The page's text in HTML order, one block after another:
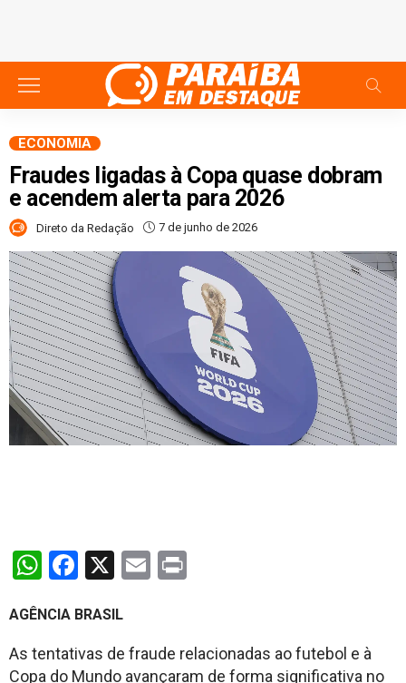
ECONOMIA
Fraudes ligadas à Copa quase dobram
e acendem alerta para 2026
Direto da Redação 7 de junho de 2026
WhatsApp
Facebook
X Email
AGÊNCIA BRASIL
As tentativas de fraude relacionadas ao futebol e à
Copa do Mundo avançaram de forma significativa no